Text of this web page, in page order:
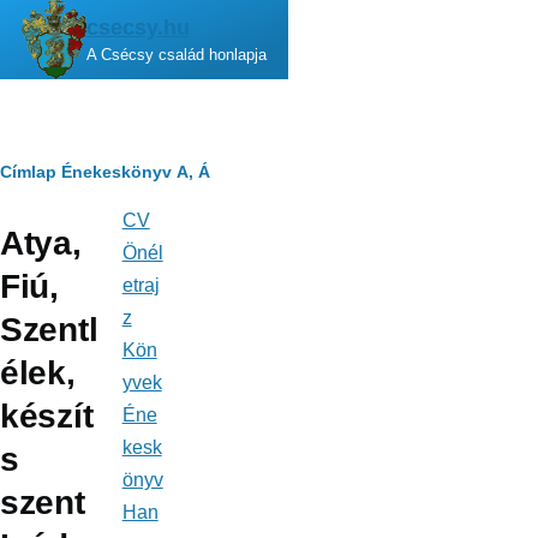
Ugrás a tartalomra
csecsy.hu
A Csécsy család honlapja
Morzsa
Címlap Énekeskönyv A, Á
Atya,
Fiú,
Szentl
élek,
készít
s
szent
navigáció
CV
Önél
etraj
z
Kön
yvek
Éne
kesk
önyv
Han